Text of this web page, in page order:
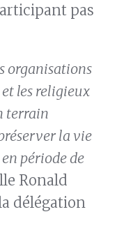
pas
organisations
les religieux
terrain
la vie
période de
Ronald
délégation